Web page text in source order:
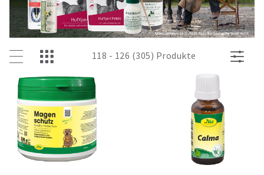
118 - 126 (305) Produkte